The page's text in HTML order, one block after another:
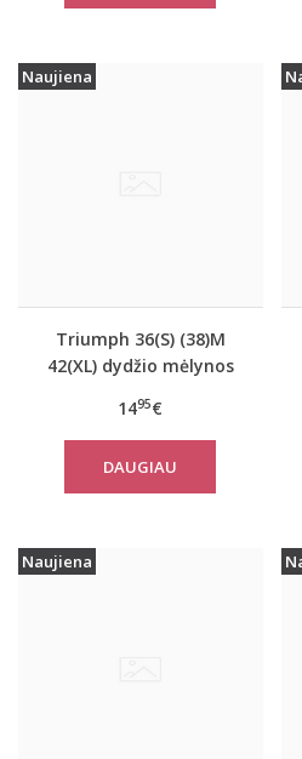
Naujiena
Triumph 36(S) (38)M
42(XL) dydžio mėlynos
medvilninė miego
palaidinė Mix Match
TOP SSL 01 X
1495€
DAUGIAU
Naujiena